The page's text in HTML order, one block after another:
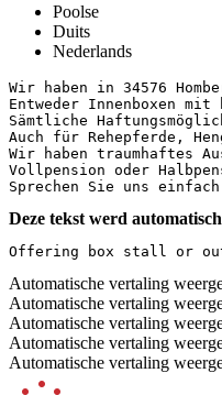
Poolse
Duits
Nederlands
Wir haben in 34576
Entweder Innenboxen
Sämtliche
Auch für Rehepferde,
Wir haben traumhaftes
Vollpension oder
Sprechen Sie uns
Deze tekst werd
Offering box stall or
Automatische vertaling
Automatische vertaling
Automatische vertaling
Automatische vertaling
Automatische vertaling